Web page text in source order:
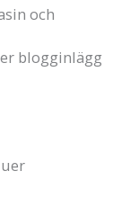
och
blogginlägg